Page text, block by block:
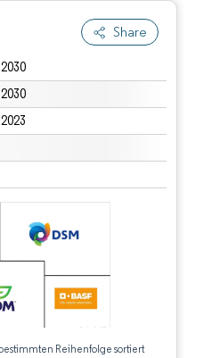
Share
Reihenfolge sortiert